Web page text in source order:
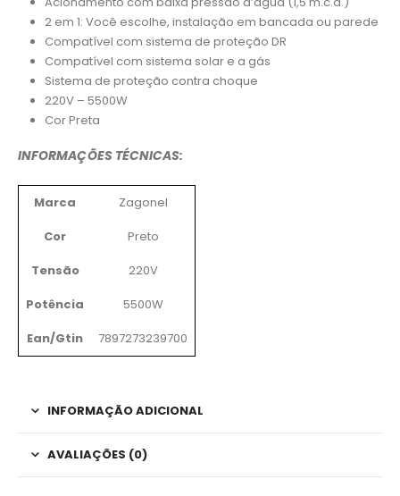
2 em 1: Você escolhe, instalação em bancada ou parede
Compatível com sistema de proteção DR
Compatível com sistema solar e a gás
Sistema de proteção contra choque
220V – 5500W
Cor Preta
INFORMAÇÕES TÉCNICAS:
Marca
Zagonel
Cor
Preto
Tensão
220V
Potência
5500W
Ean/Gtin
7897273239700
INFORMAÇÃO ADICIONAL
AVALIAÇÕES (0)